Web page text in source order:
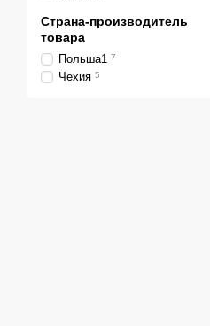
Страна-производитель
товара
Польша1 7
Чехия 5